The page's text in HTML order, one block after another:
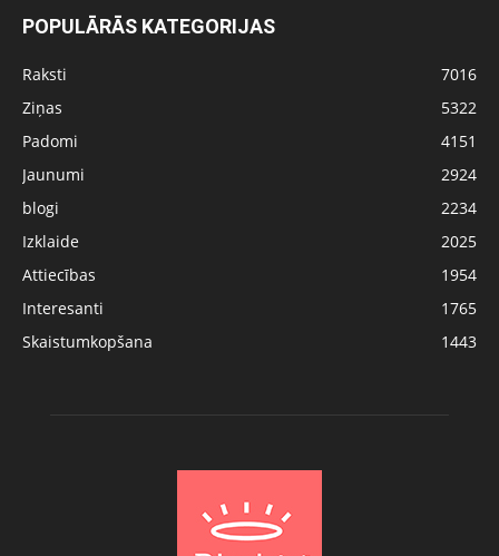
POPULĀRĀS KATEGORIJAS
Raksti
7016
Ziņas
5322
Padomi
4151
Jaunumi
2924
blogi
2234
Izklaide
2025
Attiecības
1954
Interesanti
1765
Skaistumkopšana
1443